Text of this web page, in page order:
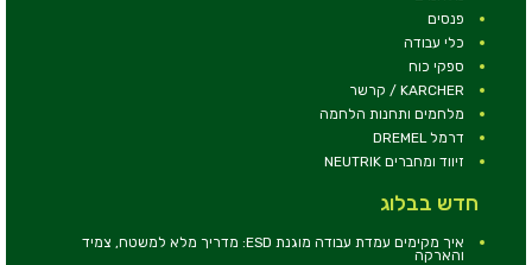
פנסים
כלי עבודה
ספקי כוח
KARCHER / קרשר
מלחמים ותחנות הלחמה
דרמל DREMEL
זיווד ומחברים NEUTRIK
חדש בבלוג
איך מקימים עמדת עבודה מוגנת ESD: מדריך מלא למשטח, צמיד
והארקה